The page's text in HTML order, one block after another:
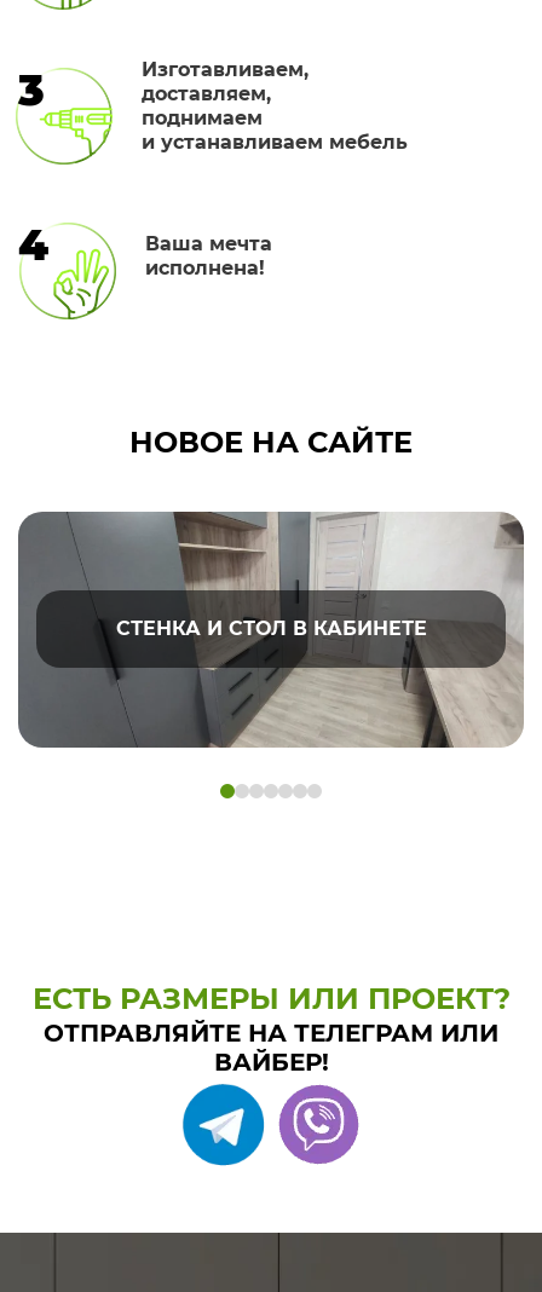
3
Изготавливаем,
доставляем,
поднимаем
и устанавливаем мебель
4
Ваша мечта
исполнена!
НОВОЕ НА САЙТЕ
СТЕНКА И СТОЛ В КАБИНЕТЕ
ЕСТЬ РАЗМЕРЫ ИЛИ ПРОЕКТ?
ОТПРАВЛЯЙТЕ НА ТЕЛЕГРАМ ИЛИ
ВАЙБЕР!